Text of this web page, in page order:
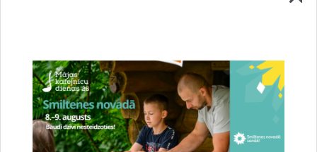
parkā sestdien, 2024. gada 20…
Sanāksme
Datums
26. aprīlis, 2024